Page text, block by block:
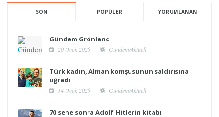
SON POPÜLER YORUMLANAN
Gündem Grönland
20 Ocak 2026 Gündem/Aktuell
Türk kadın, Alman komşusunun saldırısına
uğradı
14 Ocak 2026 Gündem/Aktuell
70 sene sonra Adolf Hitlerin kitabı